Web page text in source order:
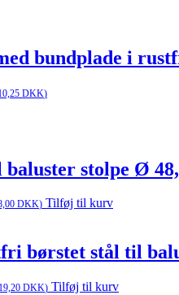
bundplade i
DKK)
stolpe Ø
DKK) Tilføj til kurv
børstet stål til
DKK) Tilføj til kurv